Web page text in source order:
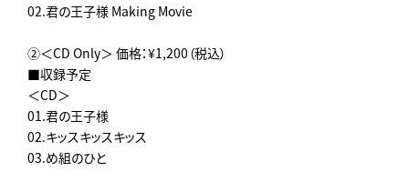
02.君の王子様 Making Movie
②＜CD Only＞ 価格：¥1,200（税込）
■収録予定
＜CD＞
01.君の王子様
02.キッスキッスキッス
03.め組のひと